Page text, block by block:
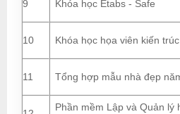
9 Khóa học Etabs - Safe
10 Khóa học họa viên kiến trúc
11 Tổng hợp mẫu nhà đẹp
Phần mềm Lập và Quản lý